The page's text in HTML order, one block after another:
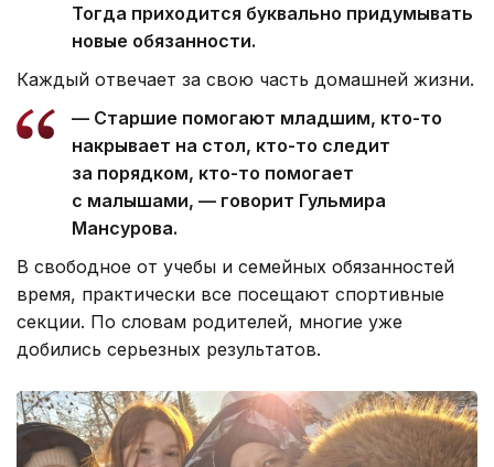
Тогда приходится буквально придумывать
новые обязанности.
Каждый отвечает за свою часть домашней жизни.
— Старшие помогают младшим, кто-то
накрывает на стол, кто-то следит
за порядком, кто-то помогает
с малышами, — говорит Гульмира
Мансурова.
В свободное от учебы и семейных обязанностей
время, практически все посещают спортивные
секции. По словам родителей, многие уже
добились серьезных результатов.